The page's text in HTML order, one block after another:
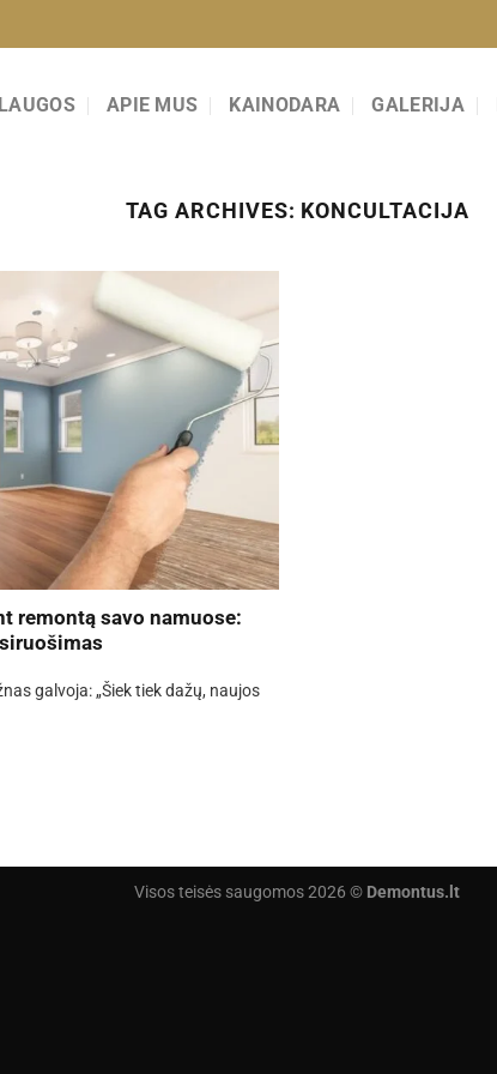
APIE MUS KAINODARA GALERIJA
TAG ARCHIVES: KONCULTACIJA
remontą savo namuose:
galvoja: „Šiek tiek dažų, naujos
Visos teisės saugomos 2026 © Demontus.lt